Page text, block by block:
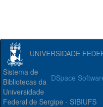
UNIVERSIDADE
DSpace
Sistema de
Bibliotecas da
Universidade
Federal de Sergipe - SIBIUFS